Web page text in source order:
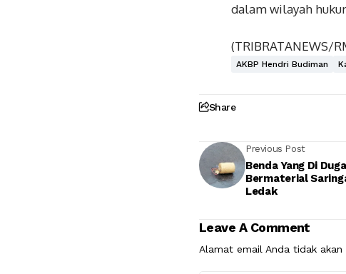
dalam wilayah
(TRIBRATANEWS/
AKBP Hendri Budiman
Share
Previous Post
Benda Yang Di
Bermaterial
Ledak
Leave A Comment
Alamat email Anda tidak akan